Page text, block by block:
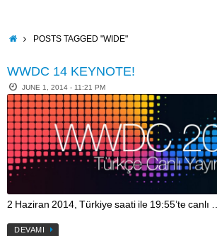
contentHOMEPOSTS TAGGED "WIDE"
WWDC 14 KEYNOTE!
JUNE 1, 2014 - 11:21 PM
2 Haziran 2014, Türkiye saati ile 19:55’te canlı …
DEVAMI